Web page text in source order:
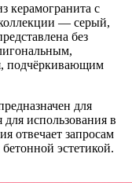
керамогранита с
— серый,
без
подчёркивающим
для
использования в
отвечает запросам
эстетикой.